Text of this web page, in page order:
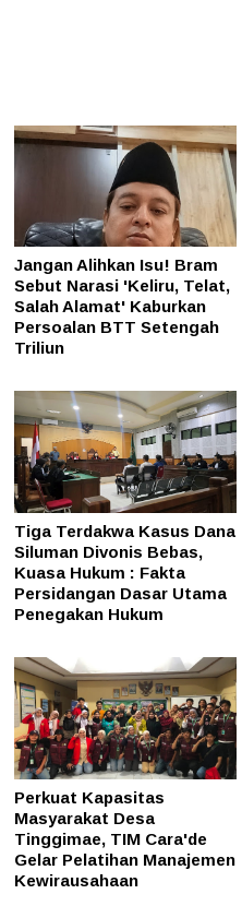
Jangan Alihkan Isu! Bram
Sebut Narasi 'Keliru, Telat,
Salah Alamat' Kaburkan
Persoalan BTT Setengah
Triliun
Tiga Terdakwa Kasus Dana
Siluman Divonis Bebas,
Kuasa Hukum : Fakta
Persidangan Dasar Utama
Penegakan Hukum
Perkuat Kapasitas
Masyarakat Desa
Tinggimae, TIM Cara'de
Gelar Pelatihan Manajemen
Kewirausahaan